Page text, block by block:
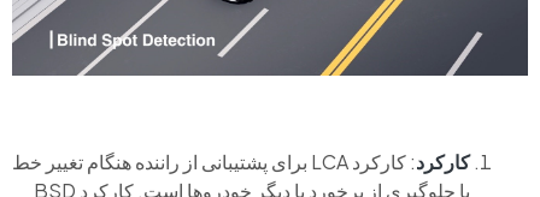
کارکرد
: کارکرد LCA برای پشتیبانی از راننده هنگام تغییر خط
با جلوگیری از برخورد با دیگر خودروها است. کارکرد BSD